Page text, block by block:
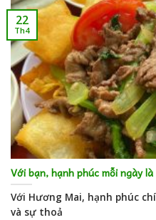
Với bạn, hạnh phúc mỗi ngày là
Với Hương Mai, hạnh phúc
và sự thoả
22
Th4